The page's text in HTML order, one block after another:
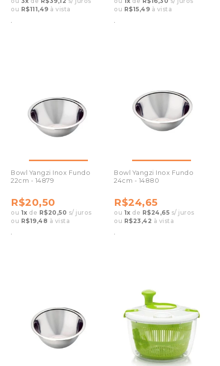
ou R$111,49 à vista
ou R$15,49 à vista
Bowl Yangzi Inox Fundo
22cm - 14879
R$20,50
ou 1x de R$20,50 s/ juros
ou R$19,48 à vista
Bowl Yangzi Inox Fundo
24cm - 14880
R$24,65
ou 1x de R$24,65 s/ juros
ou R$23,42 à vista